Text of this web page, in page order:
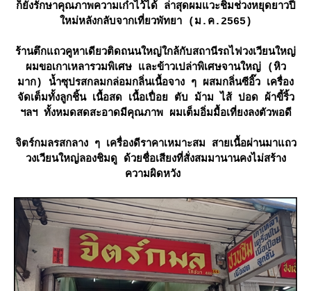
ก็ยังรักษาคุณภาพความเก๋าไว้ได้ ล่าสุดผมแวะชิมช่วงหยุดยาวปี
หม่หลังกลับจากเที่ยวพัทยา (ม.ค.2565)
ร้านตึกแถวคูหาเดียวติดถนนใหญ่ใกล้กับสถานีรถไฟวงเวียนใหญ่
ผมขอเกาเหลารวมพิเศษ และข้าวเปล่าพิเศษจานใหญ่ (หิว
มาก) น้ำซุปรสกลมกล่อมกลิ่นเนื้อจาง ๆ ผสมกลิ่นซีอิ๊ว เครื่อง
จัดเต็มทั้งลูกชิ้น เนื้อสด เนื้อเปื่อย ตับ ม้าม ไส้ ปอด ผ้าขี้ริ้ว
ฯลฯ ทั้งหมดสดสะอาดมีคุณภาพ ผมเต็มอิ่มมื้อเที่ยงลงตัวพอดี
จิตร์กมลรสกลาง ๆ เครื่องดีราคาเหมาะสม สายเนื้อผ่านมาแถว
วงเวียนใหญ่ลองชิมดู ด้วยชื่อเสียงที่สั่งสมมานานคงไม่สร้าง
ความผิดหวัง